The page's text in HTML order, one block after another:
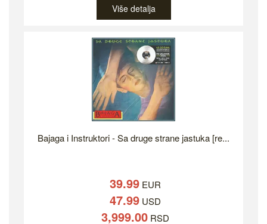
Više detalja
Bajaga i Instruktori - Sa druge strane jastuka [re...
39.99EUR
47.99USD
3,999.00RSD